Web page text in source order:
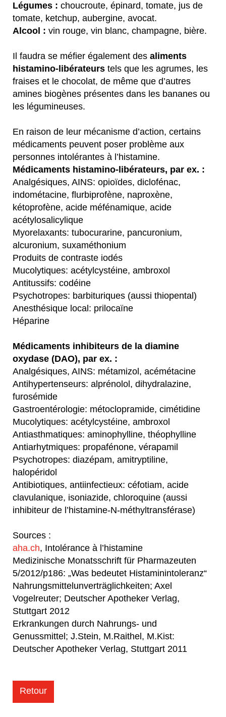
Légumes : choucroute, épinard, tomate, jus de
tomate, ketchup, aubergine, avocat.
Alcool : vin rouge, vin blanc, champagne, bière.
Il faudra se méfier également des aliments
histamino-libérateurs tels que les agrumes, les
fraises et le chocolat, de même que d’autres
amines biogènes présentes dans les bananes ou
les légumineuses.
En raison de leur mécanisme d’action, certains
médicaments peuvent poser problème aux
personnes intolérantes à l’histamine.
Médicaments histamino-libérateurs, par ex. :
Analgésiques, AINS: opioïdes, diclofénac,
indométacine, flurbiprofène, naproxène,
kétoprofène, acide méfénamique, acide
acétylosalicylique
Myorelaxants: tubocurarine, pancuronium,
alcuronium, suxaméthonium
Produits de contraste iodés
Mucolytiques: acétylcystéine, ambroxol
Antitussifs: codéine
Psychotropes: barbituriques (aussi thiopental)
Anesthésique local: prilocaïne
Héparine
Médicaments inhibiteurs de la diamine
oxydase (DAO), par ex. :
Analgésiques, AINS: métamizol, acémétacine
Antihypertenseurs: alprénolol, dihydralazine,
furosémide
Gastroentérologie: métoclopramide, cimétidine
Mucolytiques: acétylcystéine, ambroxol
Antiasthmatiques: aminophylline, théophylline
Antiarhytmiques: propafénone, vérapamil
Psychotropes: diazépam, amitryptiline,
halopéridol
Antibiotiques, antiinfectieux: céfotiam, acide
clavulanique, isoniazide, chloroquine (aussi
inhibiteur de l’histamine-N-méthyltransférase)
Sources :
aha.ch, Intolérance à l’histamine
Medizinische Monatsschrift für Pharmazeuten
5/2012/p186: „Was bedeutet Histaminintoleranz“
Nahrungsmittelunverträglichkeiten; Axel
Vogelreuter; Deutscher Apotheker Verlag,
Stuttgart 2012
Erkrankungen durch Nahrungs- und
Genussmittel; J.Stein, M.Raithel, M.Kist:
Deutscher Apotheker Verlag, Stuttgart 2011
Retour